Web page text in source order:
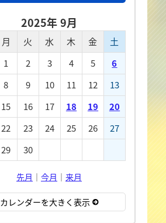
2025年 9月
月 火 水 木 金
土
1
2 3 4 5
6
8 9 10 11 12
13
15 16 17 18 19
20
22 23 24 25 26
27
29 30
先月 ｜ 今月 ｜ 来月
カレンダーを大きく表示